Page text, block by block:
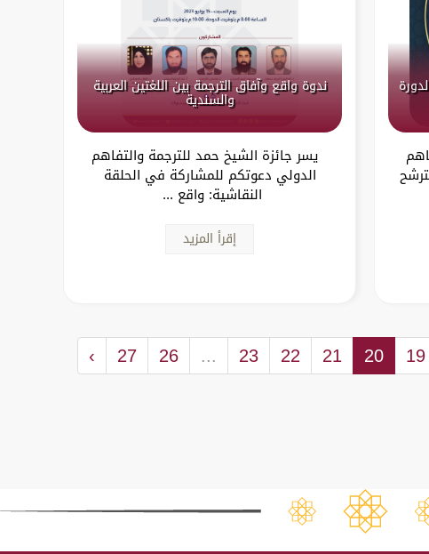
ندوة واقع وآفاق الترجمة بين اللغتين العربية
والسندية
يسر جائزة الشيخ حمد للترجمة والتفاهم
الدولي دعوتكم للمشاركة في الحلقة
النقاشية: واقع ...
إقرأ المزيد
19
20
21
22
23
...
26
27
›